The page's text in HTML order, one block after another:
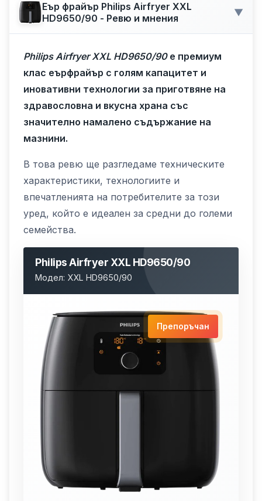
Еър фрайър Philips Airfryer XXL
HD9650/90 - Ревю и мнения
▼
Philips Airfryer XXL HD9650/90е премиум
клас еърфрайър с голям капацитет и
иновативни технологии за приготвяне на
здравословна и вкусна храна със
значително намалено съдържание на
мазнини.
В това ревю ще разгледаме техническите
характеристики, технологиите и
впечатленията на потребителите за този
уред, който е идеален за средни до големи
семейства.
Philips Airfryer XXL HD9650/90
Модел: XXL HD9650/90
Препоръчан